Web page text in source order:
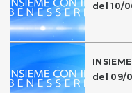
del 10/
del 09/